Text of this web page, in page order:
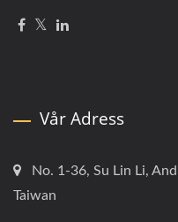
Vår Adress
No. 1-36, Su Lin Li,
Taiwan